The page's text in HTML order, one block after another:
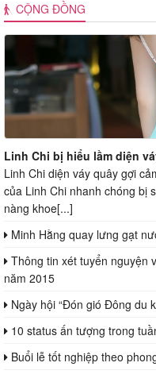
CỘNG ĐỒNG
Linh Chi bị hiểu lầm diện
Linh Chi diện váy quây gợi
của Linh Chi nhanh chóng bị
nàng khoe[...]
Minh Hằng quay lưng gạt
Thông tin xét tuyển nguyện
năm 2015
Ngày hội “Đón gió Đông du
10 status ấn tượng trong
Buổi lễ tốt nghiệp theo